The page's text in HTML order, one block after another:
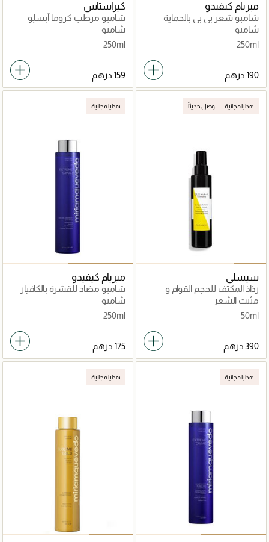
ميريام كيفيدو
شامبو شعر بي بي بالحماية
المضاعفة 250مل
شامبو
250ml
كيراستاس
شامبو مرطب كروما آبسلو
لحماية الشعر المتحسس أو
التالف المصبوغ 250مل
شامبو
250ml
هدايا مجانية وصل حديثاً
سيسلي
رذاذ المكثف للحجم القوام و
الكثافة
مثبت الشعر
50ml
هدايا مجانية
ميريام كيفيدو
شامبو مضاد للقشرة بالكافيار
الأسود الفاخر
شامبو
250ml
هدايا مجانية هدايا مجانية